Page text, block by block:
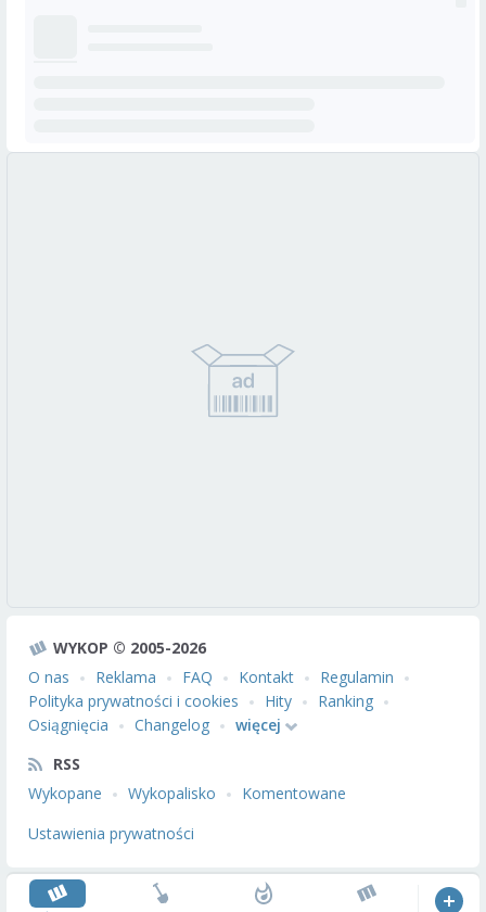
WYKOP © 2005-2026
O nas
Reklama FAQ Kontakt
Regulamin
Polityka prywatności i cookies
Hity
Ranking
Osiągnięcia
Changelog
więcej
RSS
Wykopane
Wykopalisko
Komentowane
Ustawienia prywatności